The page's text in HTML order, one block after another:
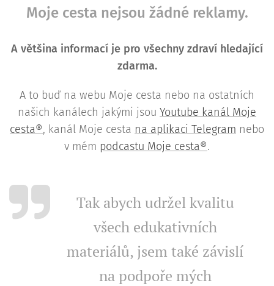
Moje cesta nejsou žádné reklamy.
A většina informací je pro všechny zdraví hledající
zdarma.
A to buď na webu Moje cesta nebo na ostatních
našich kanálech jakými jsou Youtube kanál Moje
cesta®, kanál Moje cesta na aplikaci Telegram nebo
v mém podcastu Moje cesta®.
Tak abych udržel kvalitu
všech edukativních
materiálů, jsem také závislí
na podpoře mých